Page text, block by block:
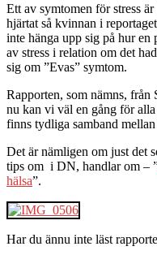
Ett av symtomen för stress
hjärtat så kvinnan i
inte hänga upp sig på hur en
av stress i relation om det
sig om ”Evas” symtom.
Rapporten, som nämns,
nu kan vi väl en gång för
finns tydliga samband
Det är nämligen om just det
tips om i DN, handlar om –
hälsa”.
Har du ännu inte läst